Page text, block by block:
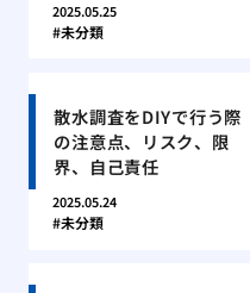
2025.05.25
未分類
散水調査をDIYで行う際
の注意点、リスク、限
界、自己責任
2025.05.24
未分類